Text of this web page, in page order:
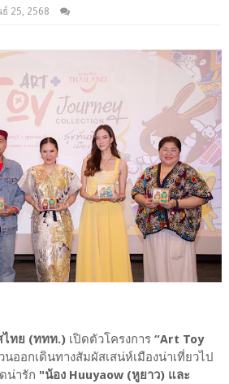
25, 2568
ไทย (ททท.)เปิดตัวโครงการ “Art Toy
ออกเดินทางสัมผัสเสน่ห์เมืองน่าเที่ยวไป
น่ารัก "น้อง Huuyaow (หูยาว) และ